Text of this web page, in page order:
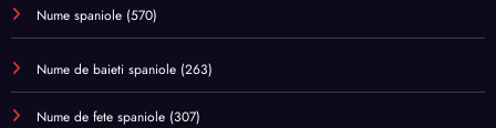
Nume spaniole (570)
Nume de baieti spaniole (263)
Nume de fete spaniole (307)